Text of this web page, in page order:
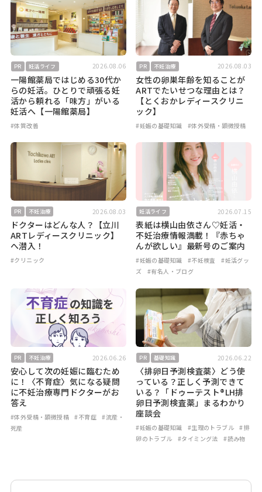
PR 妊活ライフ 2026.08.06
一陽館薬局ではじめる30代か
らの妊活。ひとりで頑張る妊
活から頼れる「味方」がいる
妊活へ【一陽館薬局】
#体質改善
PR 不妊治療 2026.08.03
女性の卵巣年齢を知ることが
ARTでたいせつな理由とは？
【とくおかレディースクリニ
ック】
#妊娠の基礎知識 #体外受精・顕微授精
PR 不妊治療 2026.08.03
ドクターはどんな人？【立川
ARTレディースクリニック】
へ潜入！
#クリニック
妊活ライフ 2026.07.15
表紙は横山由依さん♡妊活・
不妊治療情報満載！『赤ちゃ
んが欲しい』最新号のご案内
#妊娠の基礎知識 #不妊検査
#妊活グッ
ズ
#有名人・ブログ
PR 不妊治療 2026.06.26
安心して次の妊娠に臨むため
に！〈不育症〉気になる疑問
に不妊治療専門ドクターがお
答え
#体外受精・顕微授精 #不育症
#流産・
死産
PR 基礎知識 2026.06.22
〈排卵日予測検査薬〉どう使
っている？正しく予測できて
いる？「ドゥーテスト®LH排
卵日予測検査薬」まるわかり
座談会
#妊娠の基礎知識 #生理のトラブル
#排
卵のトラブル
#タイミング法 #読み物